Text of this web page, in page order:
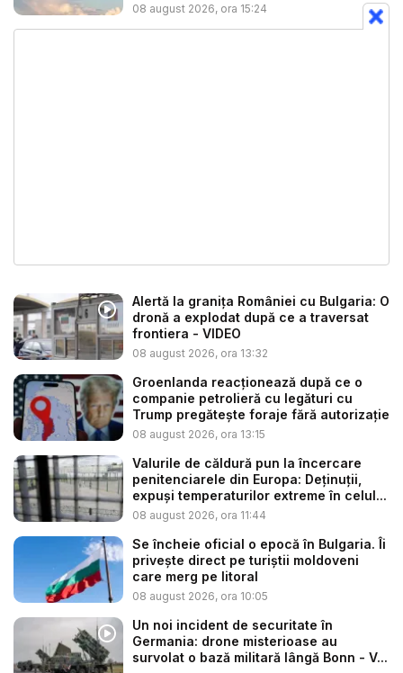
08 august 2026, ora 15:24
Alertă la granița României cu Bulgaria: O
dronă a explodat după ce a traversat
frontiera - VIDEO
08 august 2026, ora 13:32
Groenlanda reacționează după ce o
companie petrolieră cu legături cu
Trump pregătește foraje fără autorizație
08 august 2026, ora 13:15
Valurile de căldură pun la încercare
penitenciarele din Europa: Deținuții,
expuși temperaturilor extreme în celul...
08 august 2026, ora 11:44
Se încheie oficial o epocă în Bulgaria. Îi
privește direct pe turiștii moldoveni
care merg pe litoral
08 august 2026, ora 10:05
Un noi incident de securitate în
Germania: drone misterioase au
survolat o bază militară lângă Bonn - V...